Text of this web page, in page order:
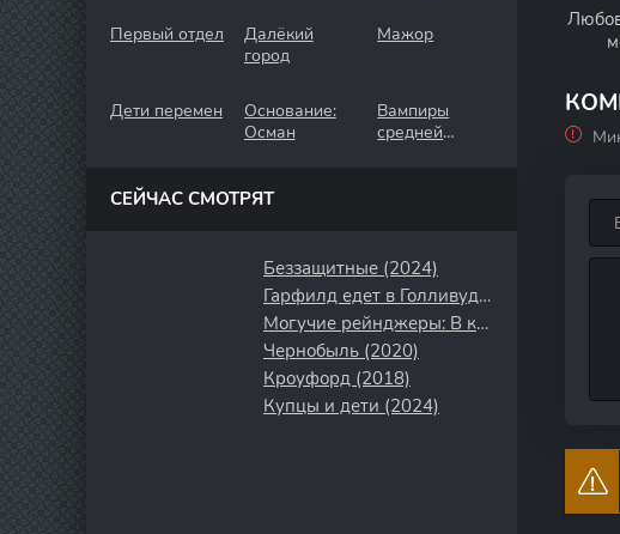
Первый отдел
Далёкий
город
Мажор
Дети перемен
Основание:
Осман
Вампиры
средней
СЕЙЧАС СМОТРЯТ
Беззащитные (2024)
Гарфилд едет в Голливуд (1987)
Могучие рейнджеры: В космосе (1998)
Чернобыль (2020)
Кроуфорд (2018)
Купцы и дети (2024)